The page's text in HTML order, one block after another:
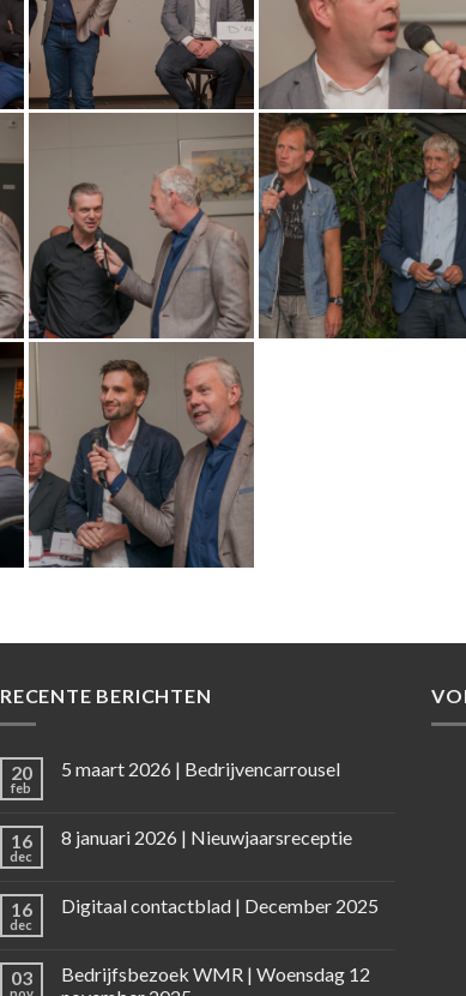
RECENTE BERICHTEN
20
feb
5 maart 2026 | Bedrijvencarrousel
16
dec
8 januari 2026 | Nieuwjaarsreceptie
16
dec
Digitaal contactblad | December 2025
03
Bedrijfsbezoek WMR | Woensdag 12